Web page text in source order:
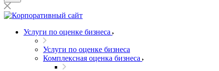
Услуги по оценке бизнеса
Услуги по оценке бизнеса
Комплексная оценка бизнеса
Березники